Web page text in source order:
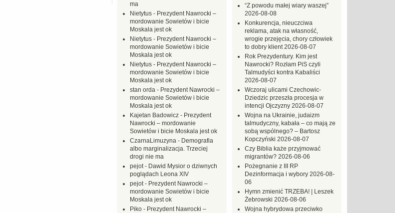
“Z powodu małej wiary waszej”
2026-08-08
Konkurencja, nieuczciwa
reklama, atak na własność,
wrogie przejęcia, chory człowiek
to dobry klient 2026-08-07
Rok Prezydentury. Kim jest
Nawrocki? Rozłam PiS czyli
Talmudyści kontra Kabaliści
2026-08-07
Wczoraj ulicami Czechowic-
Dziedzic przeszła procesja w
intencji Ojczyzny 2026-08-07
Wojna na Ukrainie, judaizm
talmudyczny, kabała – co mają ze
sobą wspólnego? – Bartosz
Kopczyński 2026-08-07
Czy Biblia każe przyjmować
migrantów? 2026-08-06
Pożegnanie z III RP
Dezinformacja i wybory 2026-08-
06
Hymn zmienić TRZEBA! | Leszek
Żebrowski 2026-08-06
Wojna hybrydowa przeciwko
ma
Nietytus - Prezydent Nawrocki –
mordowanie Sowietów i bicie
Moskala jest ok
Nietytus - Prezydent Nawrocki –
mordowanie Sowietów i bicie
Moskala jest ok
Nietytus - Prezydent Nawrocki –
mordowanie Sowietów i bicie
Moskala jest ok
stan orda - Prezydent Nawrocki –
mordowanie Sowietów i bicie
Moskala jest ok
Kajetan Badowicz - Prezydent
Nawrocki – mordowanie
Sowietów i bicie Moskala jest ok
CzarnaLimuzyna - Demografia
albo marginalizacja. Trzeciej
drogi nie ma
pejot- Dawid Mysior o dziwnych
poglądach Leona XIV
pejot- Prezydent Nawrocki –
mordowanie Sowietów i bicie
Moskala jest ok
Piko - Prezydent Nawrocki –